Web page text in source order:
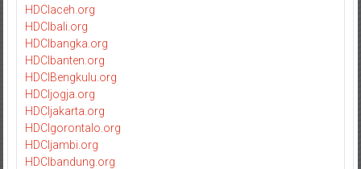
HDCIaceh.org
HDCIbali.org
HDCIbangka.org
HDCIbanten.org
HDCIBengkulu.org
HDCIjogja.org
HDCIjakarta.org
HDCIgorontalo.org
HDCIjambi.org
HDCIbandung.org